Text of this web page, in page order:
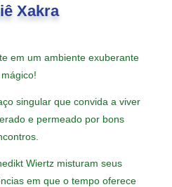
Xakra
em um ambiente exuberante
singular que convida a viver
e permeado por bons
Wiertz misturam seus
em que o tempo oferece